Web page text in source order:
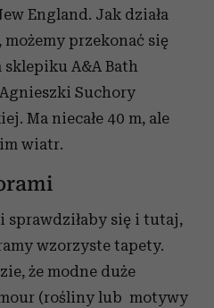
England. Jak działa
przekonać się
A&A Bath
Suchory
Ma niecałe 40 m, ale
wiatr.
sprawdziłaby się i tutaj,
wzorzyste tapety.
że modne duże
(rośliny lub motywy